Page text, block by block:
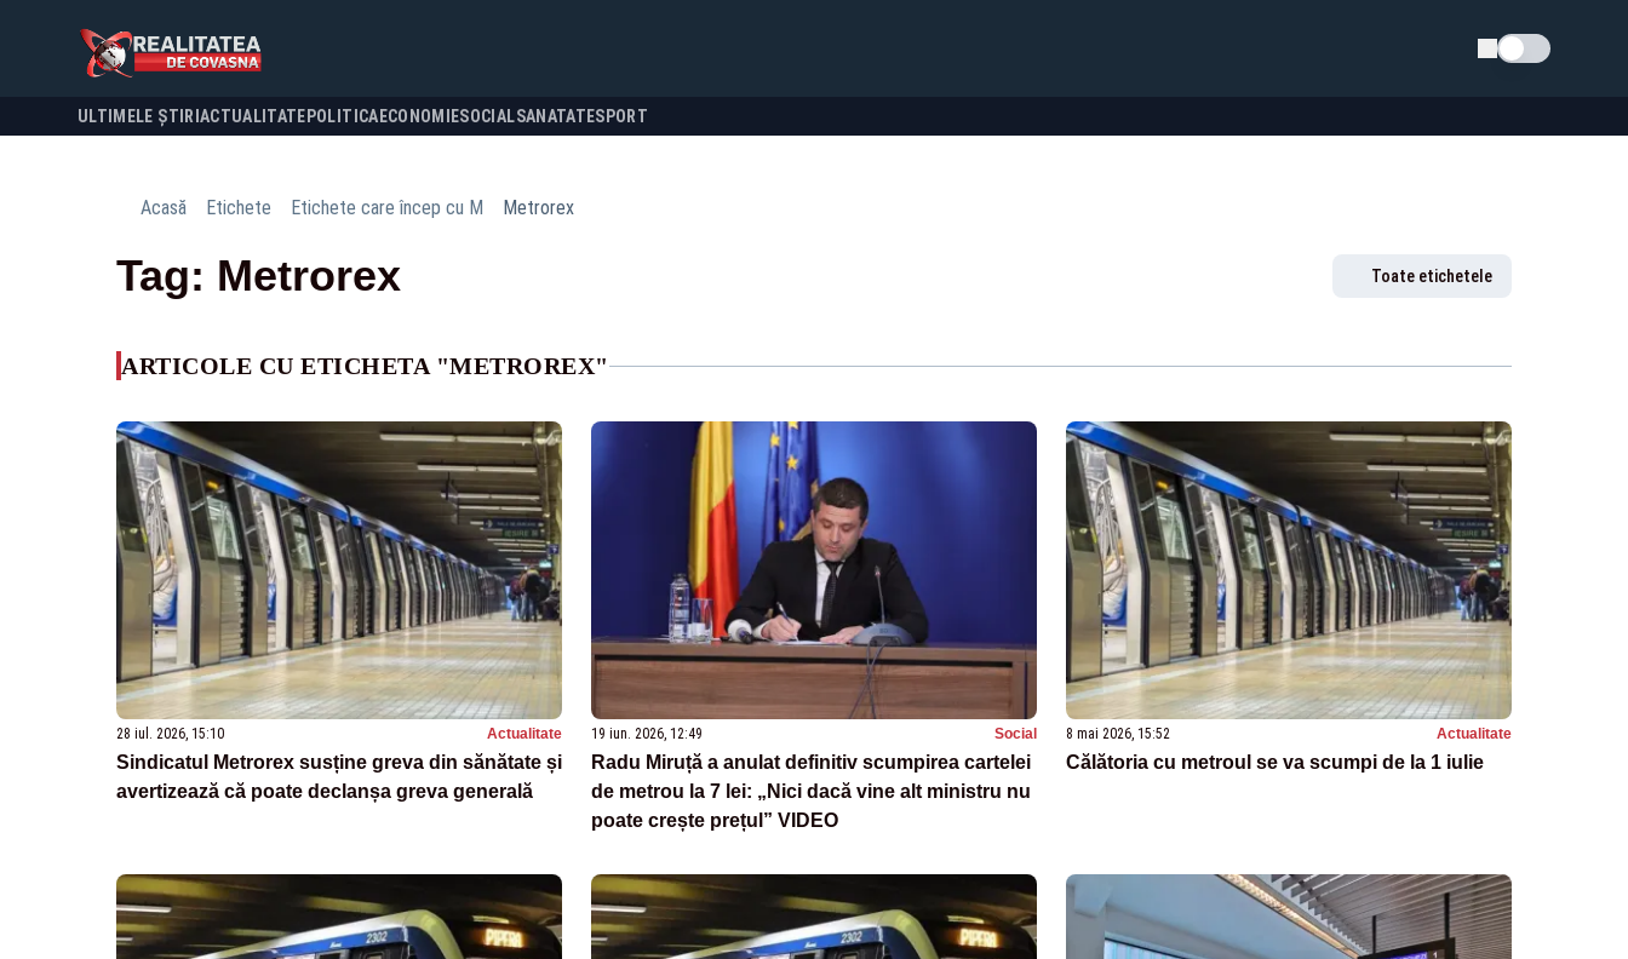
Schimba tema
ULTIMELE ȘTIRI ACTUALITATE POLITICA ECONOMIESOCIALSANATATESPORT
Acasă Etichete Etichete care încep cu M Metrorex
Tag: Metrorex Toate etichetele
ARTICOLE CU ETICHETA "METROREX"
28 iul. 2026, 15:10 Actualitate
Sindicatul Metrorex susține greva din sănătate și
avertizează că poate declanșa greva generală
19 iun. 2026, 12:49 Social
Radu Miruță a anulat definitiv scumpirea cartelei
de metrou la 7 lei: „Nici dacă vine alt ministru nu
poate crește prețul” VIDEO
8 mai 2026, 15:52 Actualitate
Călătoria cu metroul se va scumpi de la 1 iulie